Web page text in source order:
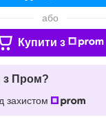
або
Купити з
з Пром?
захистом